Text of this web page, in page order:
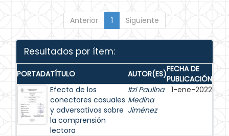
Anterior 1 Siguiente
Resultados por ítem:
PORTADATÍTULO AUTOR(ES)FECHA DE
PUBLICACIÓN
Efecto de los
conectores casuales
y adversativos sobre
la comprensión
lectora
Itzi Paulina
Medina
Jiménez
1-ene-2022